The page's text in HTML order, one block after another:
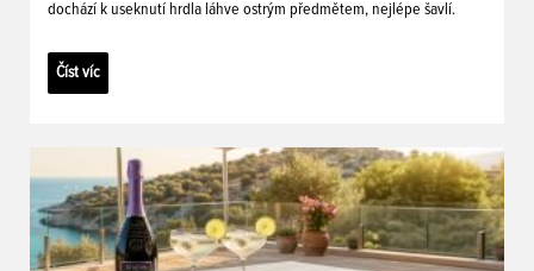
dochází k useknutí hrdla láhve ostrým předmětem, nejlépe šavlí.
Číst víc